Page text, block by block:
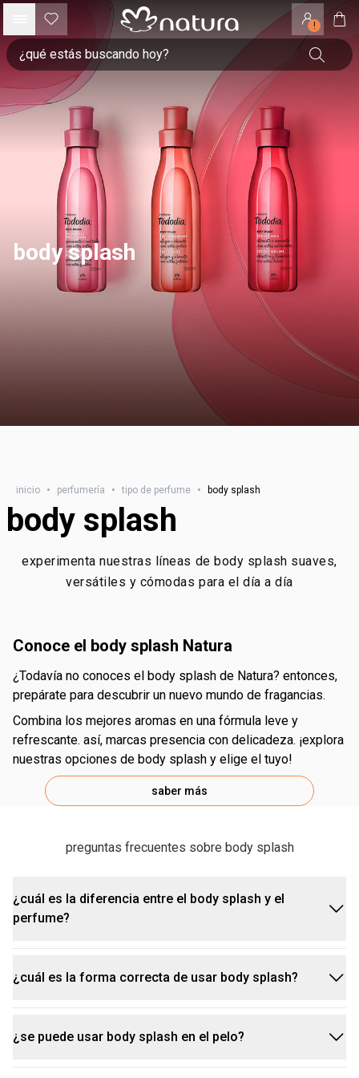
!
body splash
inicio • perfumería • tipo de perfume • body splash
body splash
experimenta nuestras líneas de body splash suaves,
versátiles y cómodas para el día a día
conoce el body splash Natura
¿todavía no conoces el body splash de Natura? entonces,
prepárate para descubrir un nuevo mundo de fragancias.
combina los mejores aromas en una fórmula leve y
refrescante. así, marcas presencia con delicadeza. ¡explora
nuestras opciones de body splash y elige el tuyo!
saber más
preguntas frecuentes sobre body splash
¿cuál es la diferencia entre el body splash y el
perfume?
la principal diferencia es la intensidad de la
fragancia. ambos tienen la función de perfumar, pero
¿cuál es la forma correcta de usar body splash?
para dejar tu rutina de cuidados diarios más
perfumada, usa el body splash de la siguiente
¿se puede usar body splash en el pelo?